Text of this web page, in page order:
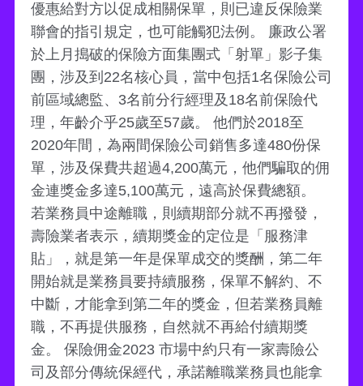
優惠給對方以促成相關保單，則已違反保險業
聯會的指引規定，也可能觸犯法例。 廉政公署
於上月搗破的保險方面集團式「射單」影子集
團，涉及到22名核心員，當中包括1名保險公司
前區域總監、3名前分行經理及18名前保險代
理，年齡介乎25歲至57歲。 他們於2018至
2020年間，為兩間保險公司銷售多達480份保
單，涉及保費共超過4,200萬元，他們騙取的佣
金連獎金多達5,100萬元，遠高於保費總額。
若業務員中途離職，則續期部分就不再撥發，
壽險業者表示，續期獎金的定位是「服務津
貼」，就是第一年是保單成交的獎酬，第二年
開始就是業務員要持續服務，保單不解約、不
中斷，才能拿到第二年的獎金，但若業務員離
職，不再提供服務，自然就不再給付續期獎
金。 保險佣金2023 市場中約只有一家壽險公
司及部分傳統保經代，承諾離職業務員也能拿